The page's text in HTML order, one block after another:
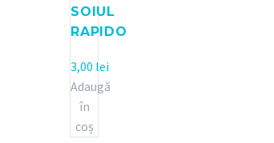
SOIUL
RAPIDO
3,00 lei
Adaugă
în
coș